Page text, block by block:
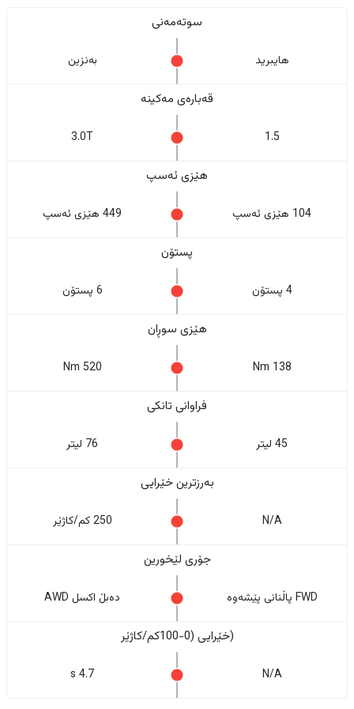
سوتەمەنی
هایبرید بەنزین
قەبارەی مەکینە
1.5
3.0T
هێزی ئەسپ
104 هێزی ئەسپ 449 هێزی ئەسپ
پستۆن
4 پستۆن 6 پستۆن
هێزی سوڕان
138 Nm
520 Nm
فراوانی تانکی
45 لیتر 76 لیتر
بەرزترین خێرایی
N/A 250 کم/کاژێر
جۆری لێخورین
FWD پاڵنانی پێشەوە دەبڵ اکسل AWD
(خێرایی (0-100کم/کاژێر
N/A
4.7 s